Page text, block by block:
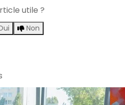
utile ?
Non